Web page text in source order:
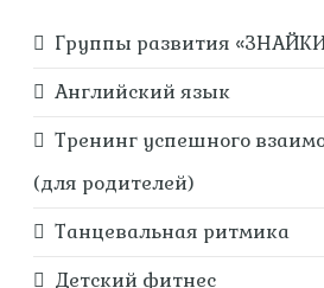
Группы развития
Английский язык
Тренинг успешного
(для родителей)
Танцевальная ритмика
Детский фитнес